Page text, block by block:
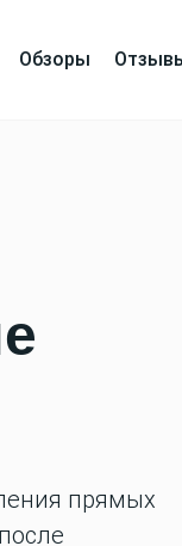
Обзоры
прямых